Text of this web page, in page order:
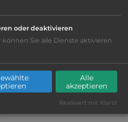
überwiegend ruhig
oder deaktivieren
können Sie alle Dienste aktivieren
Alle
akzeptieren
Realisiert mit Klaro!